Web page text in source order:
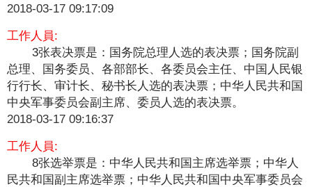
2018-03-17 09:17:09
工作人員:
3张表决票是：国务院总理人选的表决票；国务院副
总理、国务委员、各部部长、各委员会主任、中国人民银
行行长、审计长、秘书长人选的表决票；中华人民共和国
中央军事委员会副主席、委员人选的表决票。
2018-03-17 09:16:37
工作人員:
8张选举票是：中华人民共和国主席选举票；中华人
民共和国副主席选举票；中华人民共和国中央军事委员会